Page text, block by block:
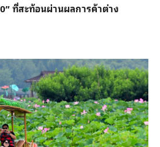
ที่สะท้อนผ่านผลการค้าต่าง